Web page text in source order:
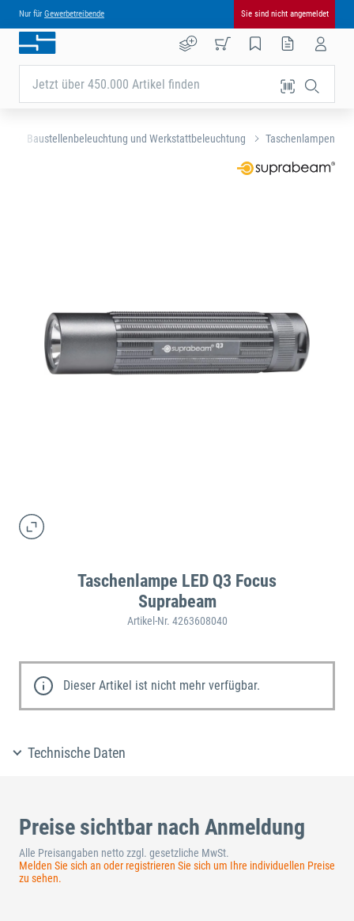
Nur für Gewerbetreibende Sie sind nicht angemeldet
Jetzt über 450.000 Artikel finden
Baustellenbeleuchtung und Werkstattbeleuchtung Taschenlampen
Taschenlampe LED Q3 Focus
Suprabeam
Artikel-Nr. 4263608040
Dieser Artikel ist nicht mehr verfügbar.
Technische Daten
Preise sichtbar nach Anmeldung
Alle Preisangaben netto zzgl. gesetzliche MwSt.
Melden Sie sich an oder registrieren Sie sich um Ihre individuellen Preise
zu sehen.